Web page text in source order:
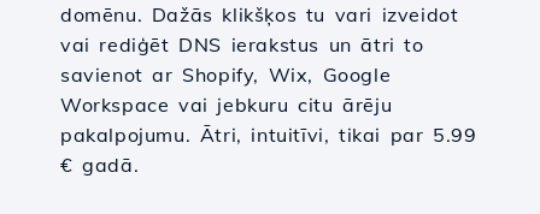
domēnu. Dažās klikšķos tu vari izveidot
vai rediģēt DNS ierakstus un ātri to
savienot ar Shopify, Wix, Google
Workspace vai jebkuru citu ārēju
pakalpojumu. Ātri, intuitīvi, tikai par 5.99
€ gadā.